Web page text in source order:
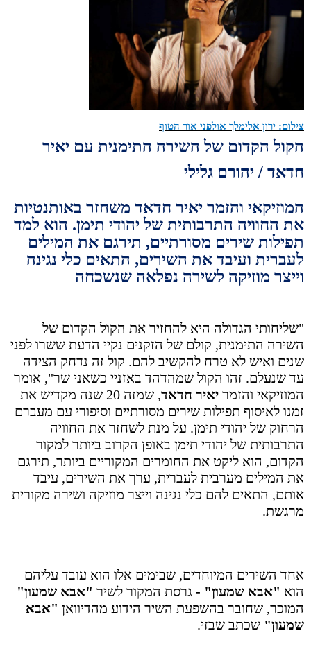
צילום: ירון אלימלך אולפני אור הטוף
הקול הקדום של השירה התימנית עם יאיר
חדאד / יהורם גלילי
המוזיקאי והזמר יאיר חדאד משחזר באותנטיות
את החוויה התרבותית של יהודי תימן. הוא למד
תפילות שירים מסורתיים, תירגם את המילים
לעברית ועיבד את השירים, התאים כלי נגינה
וייצר מוזיקה לשירה נפלאה שנשכחה
"שליחותי הגדולה היא להחזיר את הקול הקדום של
השירה התימנית, קולם של הזקנים נקיי הדעת ששרו לפני
שנים ואיש לא טרח להקשיב להם. קול זה נדחק הצידה
עד שנעלם. זהו הקול שמהדהד באזניי כשאני שר", אומר
המוזיקאי והזמר יאיר חדאד
, שמזה 20 שנה מקדיש את
זמנו לאיסוף תפילות שירים מסורתיים וסיפורי עם מעברם
הרחוק של יהודי תימן. על מנת לשחזר את החוויה
התרבותית של יהודי תימן באופן הקרוב ביותר למקור
הקדום, הוא ליקט את החומרים המקוריים ביותר, תירגם
את המילים מערבית לעברית, ערך את השירים, עיבד
אותם, התאים להם כלי נגינה וייצר מוזיקה ושירה מקורית
מרגשת.
אחד השירים המיוחדים, שבימים אלו הוא עובד עליהם
הוא "אבא שמעון" - גרסת המקור לשיר "אבא שמעון"
המוכר, שחובר בהשפעת השיר הידוע מהדיוואן "אבא
שמעון" שכתב שבזי.